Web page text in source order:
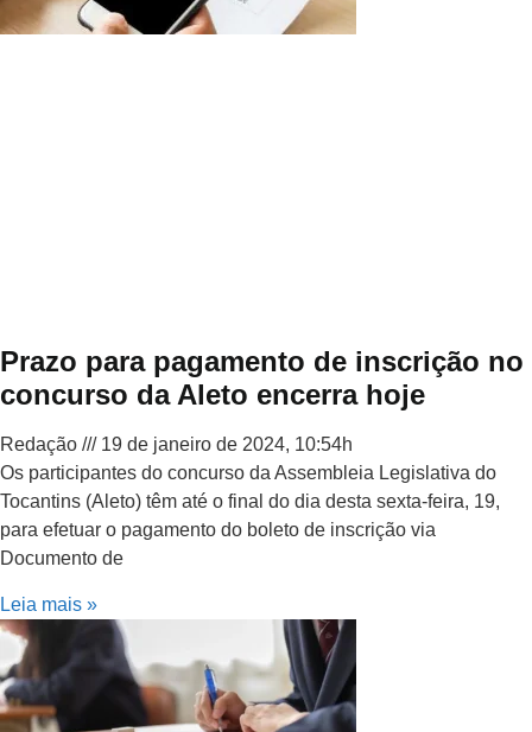
Prazo para pagamento de inscrição no
concurso da Aleto encerra hoje
Redação
19 de janeiro de 2024, 10:54h
Os participantes do concurso da Assembleia Legislativa do
Tocantins (Aleto) têm até o final do dia desta sexta-feira, 19,
para efetuar o pagamento do boleto de inscrição via
Documento de
Leia mais »